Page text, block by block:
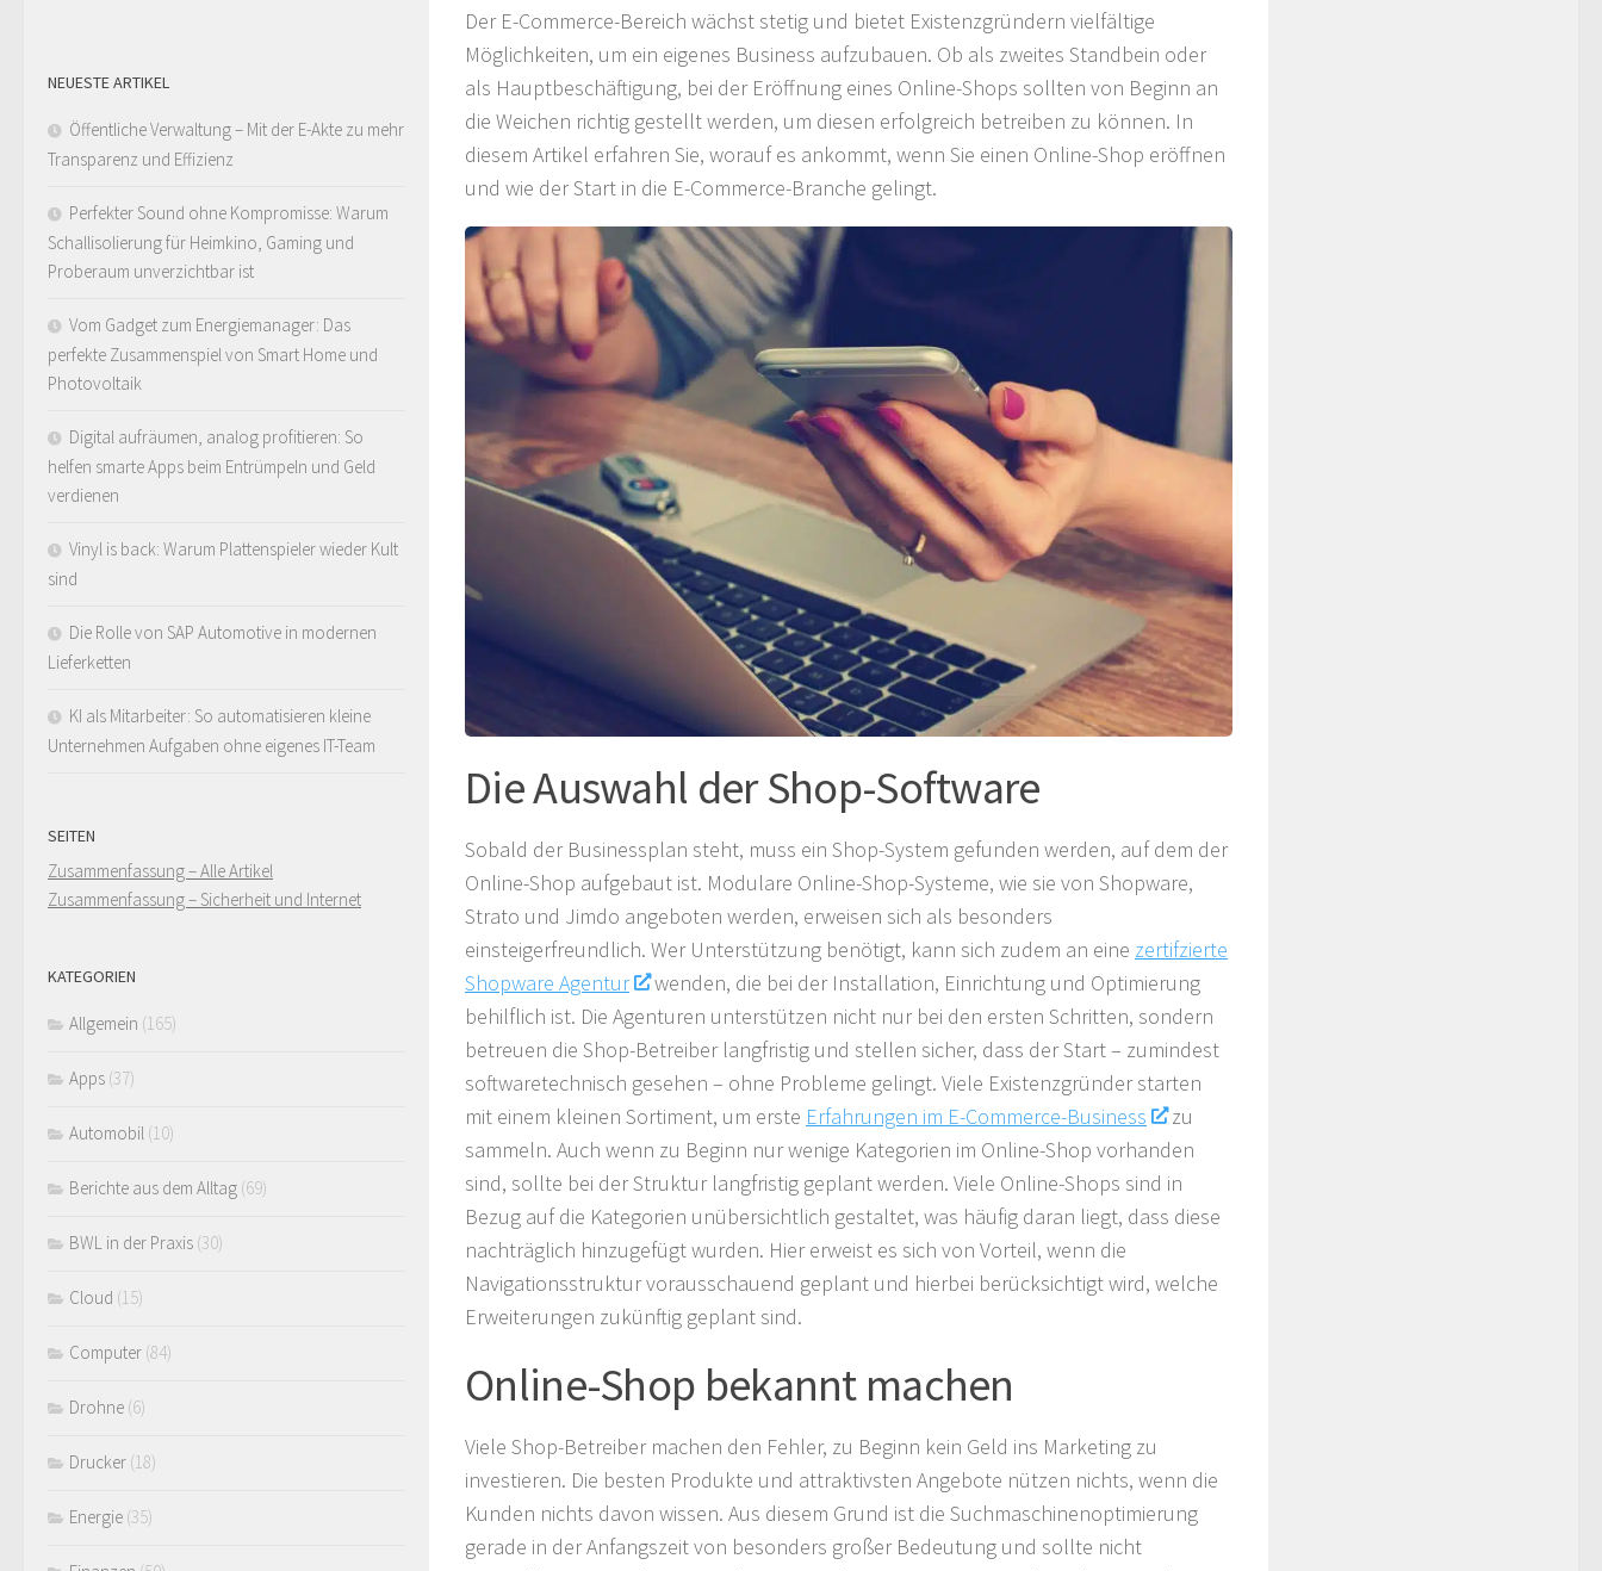
Der E-Commerce-Bereich wächst stetig und bietet Existenzgründern vielfältige
Möglichkeiten, um ein eigenes Business aufzubauen. Ob als zweites Standbein oder
als Hauptbeschäftigung, bei der Eröffnung eines Online-Shops sollten von Beginn an
die Weichen richtig gestellt werden, um diesen erfolgreich betreiben zu können. In
diesem Artikel erfahren Sie, worauf es ankommt, wenn Sie einen Online-Shop eröffnen
und wie der Start in die E-Commerce-Branche gelingt.
Die Auswahl der Shop-Software
Sobald der Businessplan steht, muss ein Shop-System gefunden werden, auf dem der
Online-Shop aufgebaut ist. Modulare Online-Shop-Systeme, wie sie von Shopware,
Strato und Jimdo angeboten werden, erweisen sich als besonders
einsteigerfreundlich. Wer Unterstützung benötigt, kann sich zudem an eine zertifzierte
Shopware Agentur
wenden, die bei der Installation, Einrichtung und Optimierung
behilflich ist. Die Agenturen unterstützen nicht nur bei den ersten Schritten, sondern
betreuen die Shop-Betreiber langfristig und stellen sicher, dass der Start – zumindest
softwaretechnisch gesehen – ohne Probleme gelingt. Viele Existenzgründer starten
mit einem kleinen Sortiment, um erste Erfahrungen im E-Commerce-Business
zu
sammeln. Auch wenn zu Beginn nur wenige Kategorien im Online-Shop vorhanden
sind, sollte bei der Struktur langfristig geplant werden. Viele Online-Shops sind in
Bezug auf die Kategorien unübersichtlich gestaltet, was häufig daran liegt, dass diese
nachträglich hinzugefügt wurden. Hier erweist es sich von Vorteil, wenn die
Navigationsstruktur vorausschauend geplant und hierbei berücksichtigt wird, welche
Erweiterungen zukünftig geplant sind.
Online-Shop bekannt machen
Viele Shop-Betreiber machen den Fehler, zu Beginn kein Geld ins Marketing zu
investieren. Die besten Produkte und attraktivsten Angebote nützen nichts, wenn die
Kunden nichts davon wissen. Aus diesem Grund ist die Suchmaschinenoptimierung
gerade in der Anfangszeit von besonders großer Bedeutung und sollte nicht
NEUESTE ARTIKEL
Öffentliche Verwaltung – Mit der E-Akte zu mehr
Transparenz und Effizienz
Perfekter Sound ohne Kompromisse: Warum
Schallisolierung für Heimkino, Gaming und
Proberaum unverzichtbar ist
Vom Gadget zum Energiemanager: Das
perfekte Zusammenspiel von Smart Home und
Photovoltaik
Digital aufräumen, analog profitieren: So
helfen smarte Apps beim Entrümpeln und Geld
verdienen
Vinyl is back: Warum Plattenspieler wieder Kult
sind
Die Rolle von SAP Automotive in modernen
Lieferketten
KI als Mitarbeiter: So automatisieren kleine
Unternehmen Aufgaben ohne eigenes IT-Team
SEITEN
Zusammenfassung – Alle Artikel
Zusammenfassung – Sicherheit und Internet
KATEGORIEN
Allgemein (165)
Apps (37)
Automobil (10)
Berichte aus dem Alltag (69)
BWL in der Praxis (30)
Cloud (15)
Computer (84)
Drohne (6)
Drucker (18)
Energie (35)